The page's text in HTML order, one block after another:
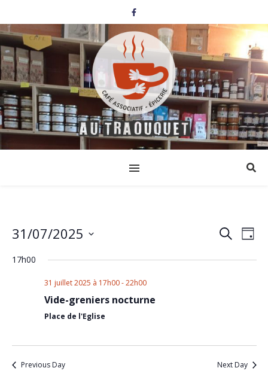
Events
Search
SearchDay
31/07/2025
date.
17h00
31 juillet 2025 à 17h00-22h00
Vide-greniers nocturne
Place de l'Eglise
Previous Day Next Day